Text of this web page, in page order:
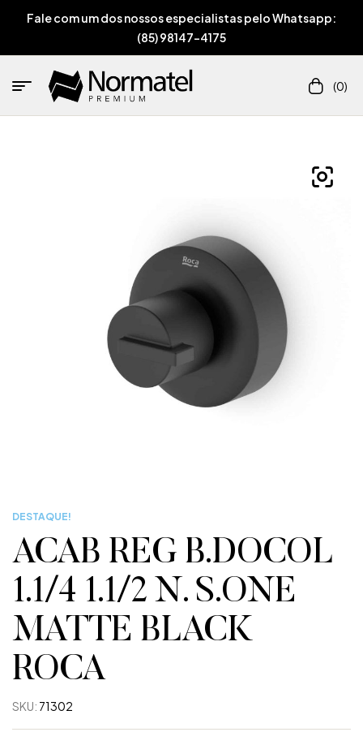
Fale com um dos nossos especialistas pelo Whatsapp:
(85) 98147-4175
(0)
DESTAQUE!
ACAB REG B.DOCOL
1.1/4 1.1/2 N. S.ONE
MATTE BLACK
ROCA
SKU: 71302